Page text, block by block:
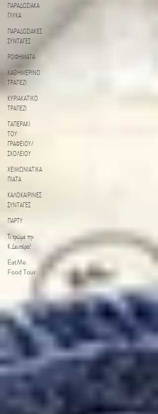
ΠΑΡΑΔΟΣΙΑΚΑ
ΓΛΥΚΑ
ΠΑΡΑΔΟΣΙΑΚΕΣ
ΣΥΝΤΑΓΕΣ
ΡΟΦΗΜΑΤΑ
ΚΑΘΗΜΕΡΙΝΟ
ΤΡΑΠΕΖΙ
ΚΥΡΙΑΚΑΤΙΚΟ
ΤΡΑΠΕΖΙ
ΤΑΠΕΡΑΚΙ
ΤΟΥ
ΓΡΑΦΕΙΟΥ/
ΣΧΟΛΕΙΟΥ
ΧΕΙΜΩΝΙΑΤΙΚΑ
ΠΙΑΤΑ
ΚΑΛΟΚΑΙΡΙΝΕΣ
ΣΥΝΤΑΓΕΣ
ΠΑΡΤΥ
Τι τρώμε την
Κ.Δευτέρα!
EatMe
Food Tour